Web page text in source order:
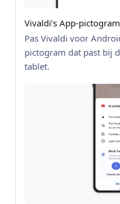
Vivaldi’s App-
Pas Vivaldi voor
pictogram dat past bij
tablet.